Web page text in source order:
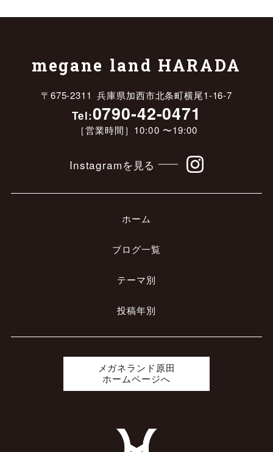
megane land HARADA
〒675-2311 兵庫県加西市北条町横尾1-16-7
Tel:0790-42-0471
［営業時間］10:00 〜19:00
Instagramを見る
ホーム
ブログ一覧
テーマ別
投稿年別
メガネランド原田
ホームページへ